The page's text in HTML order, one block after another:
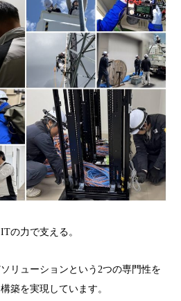
の力で支える。
リューションという2つの専門性を
築を実現しています。